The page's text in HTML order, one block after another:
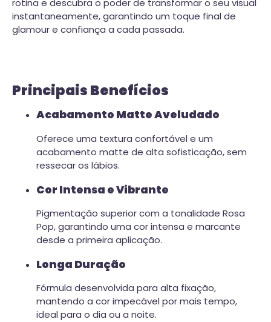
rotina e descubra o poder de transformar o seu visual
instantaneamente, garantindo um toque final de
glamour e confiança a cada passada.
Principais Benefícios
Acabamento Matte Aveludado
Oferece uma textura confortável e um
acabamento matte de alta sofisticação, sem
ressecar os lábios.
Cor Intensa e Vibrante
Pigmentação superior com a tonalidade Rosa
Pop, garantindo uma cor intensa e marcante
desde a primeira aplicação.
Longa Duração
Fórmula desenvolvida para alta fixação,
mantendo a cor impecável por mais tempo,
ideal para o dia ou a noite.